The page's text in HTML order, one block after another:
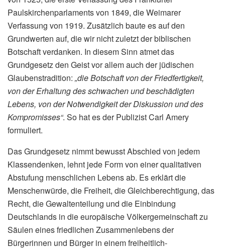
Paulskirchenparlaments von 1849, die Weimarer
Verfassung von 1919. Zusätzlich baute es auf den
Grundwerten auf, die wir nicht zuletzt der biblischen
Botschaft verdanken. In diesem Sinn atmet das
Grundgesetz den Geist vor allem auch der jüdischen
Glaubenstradition: „die Botschaft von der Friedfertigkeit,
von der Erhaltung des schwachen und beschädigten
Lebens, von der Notwendigkeit der Diskussion und des
Kompromisses“. So hat es der Publizist Carl Amery
formuliert.
Das Grundgesetz nimmt bewusst Abschied von jedem
Klassendenken, lehnt jede Form von einer qualitativen
Abstufung menschlichen Lebens ab. Es erklärt die
Menschenwürde, die Freiheit, die Gleichberechtigung, das
Recht, die Gewaltenteilung und die Einbindung
Deutschlands in die europäische Völkergemeinschaft zu
Säulen eines friedlichen Zusammenlebens der
Bürgerinnen und Bürger in einem freiheitlich-